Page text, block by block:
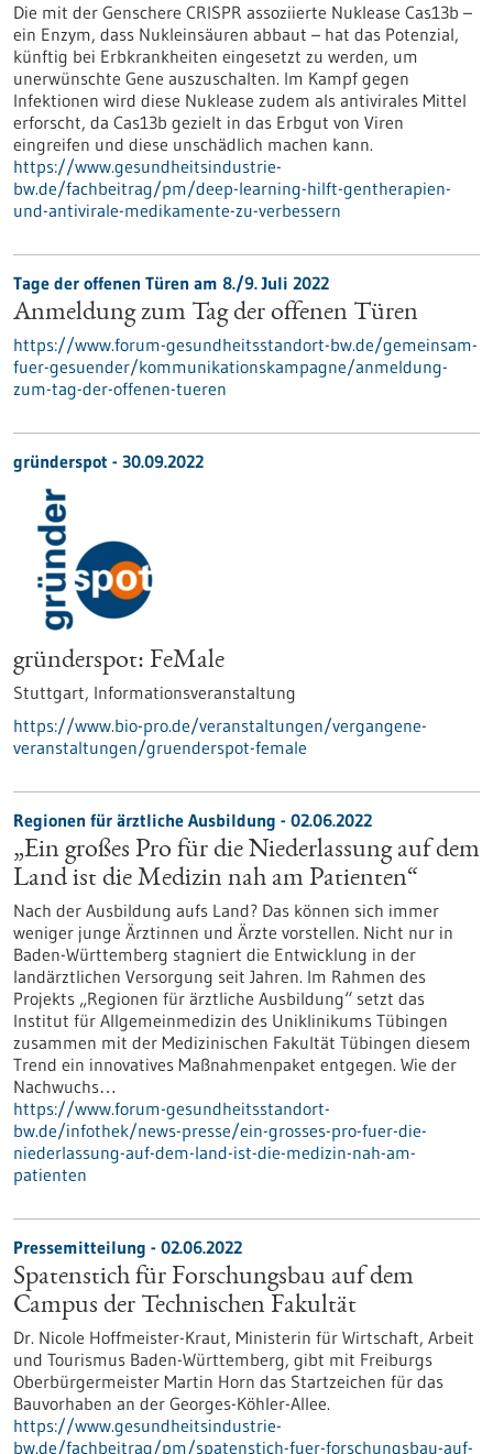
Die mit der Genschere CRISPR assoziierte Nuklease Cas13b –
ein Enzym, dass Nukleinsäuren abbaut – hat das Potenzial,
künftig bei Erbkrankheiten eingesetzt zu werden, um
unerwünschte Gene auszuschalten. Im Kampf gegen
Infektionen wird diese Nuklease zudem als antivirales Mittel
erforscht, da Cas13b gezielt in das Erbgut von Viren
eingreifen und diese unschädlich machen kann.
https://www.gesundheitsindustrie-
bw.de/fachbeitrag/pm/deep-learning-hilft-gentherapien-
und-antivirale-medikamente-zu-verbessern
Tage der offenen Türen am 8./9. Juli 2022
Anmeldung zum Tag der offenen Türen
https://www.forum-gesundheitsstandort-bw.de/gemeinsam-
fuer-gesuender/kommunikationskampagne/anmeldung-
zum-tag-der-offenen-tueren
gründerspot - 30.09.2022
gründerspot: FeMale
Stuttgart, Informationsveranstaltung
https://www.bio-pro.de/veranstaltungen/vergangene-
veranstaltungen/gruenderspot-female
Regionen für ärztliche Ausbildung - 02.06.2022
„Ein großes Pro für die Niederlassung auf dem
Land ist die Medizin nah am Patienten“
Nach der Ausbildung aufs Land? Das können sich immer
weniger junge Ärztinnen und Ärzte vorstellen. Nicht nur in
Baden-Württemberg stagniert die Entwicklung in der
landärztlichen Versorgung seit Jahren. Im Rahmen des
Projekts „Regionen für ärztliche Ausbildung“ setzt das
Institut für Allgemeinmedizin des Uniklinikums Tübingen
zusammen mit der Medizinischen Fakultät Tübingen diesem
Trend ein innovatives Maßnahmenpaket entgegen. Wie der
Nachwuchs…
https://www.forum-gesundheitsstandort-
bw.de/infothek/news-presse/ein-grosses-pro-fuer-die-
niederlassung-auf-dem-land-ist-die-medizin-nah-am-
patienten
Pressemitteilung - 02.06.2022
Spatenstich für Forschungsbau auf dem
Campus der Technischen Fakultät
Dr. Nicole Hoffmeister-Kraut, Ministerin für Wirtschaft, Arbeit
und Tourismus Baden-Württemberg, gibt mit Freiburgs
Oberbürgermeister Martin Horn das Startzeichen für das
Bauvorhaben an der Georges-Köhler-Allee.
https://www.gesundheitsindustrie-
bw.de/fachbeitrag/pm/spatenstich-fuer-forschungsbau-auf-